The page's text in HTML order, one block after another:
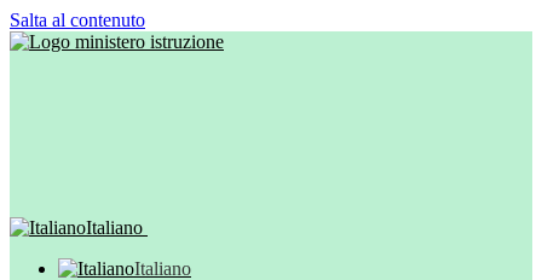
Salta al contenuto
Italiano
Italiano